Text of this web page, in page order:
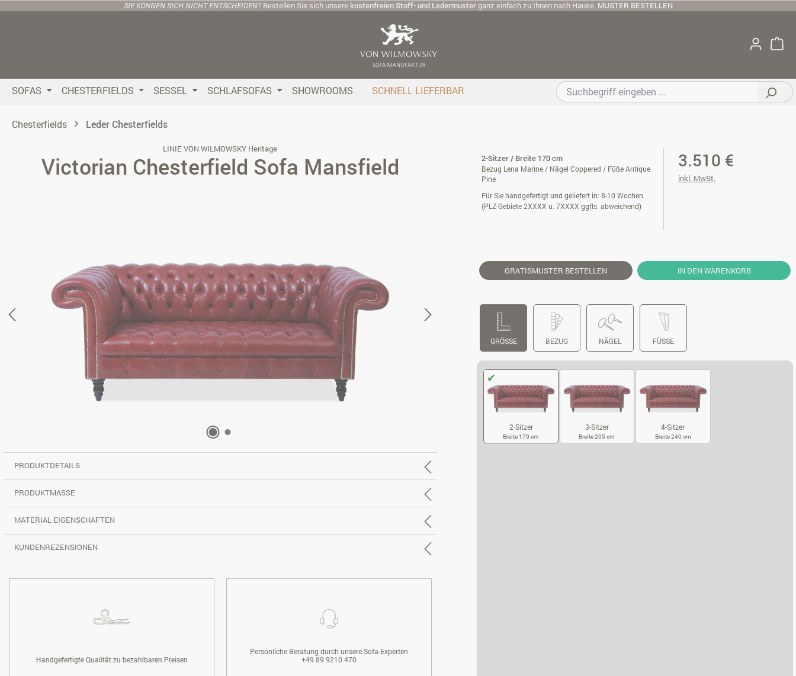
Hauptinhalt springen
Zur Suche springen
Zur Hauptnavigation springen
SIE KÖNNEN SICH NICHT ENTSCHEIDEN? Bestellen Sie sich unsere kostenfreien Stoff- und Ledermusterganz einfach zu Ihnen nach Hause. MUSTER BESTELLEN
SOFAS CHESTERFIELDS SESSEL SCHLAFSOFAS SHOWROOMS SCHNELL LIEFERBAR
Chesterfields Leder Chesterfields
LINIE VON WILMOWSKY Heritage
Victorian Chesterfield Sofa Mansfield 2-Sitzer / Breite 170 cm
Bezug Lena Marine / Nägel Coppered / Füße Antique
Pine
Für Sie handgefertigt und geliefert in: 8-10 Wochen
(PLZ-Gebiete 2XXXX u. 7XXXX ggfls. abweichend)
3.510 €
inkl. MwSt.
GRATISMUSTER BESTELLEN IN DEN WARENKORB
GRÖSSE BEZUG NÄGEL FÜSSE
2-Sitzer
Breite 170 cm
3-Sitzer
Breite 205 cm
4-Sitzer
Breite 240 cm
PRODUKTDETAILS
PRODUKTMASSE
MATERIAL EIGENSCHAFTEN
KUNDENREZENSIONEN
Handgefertigte Qualität zu bezahlbaren Preisen
Persönliche Beratung durch unsere Sofa-Experten
+49 89 9210 470